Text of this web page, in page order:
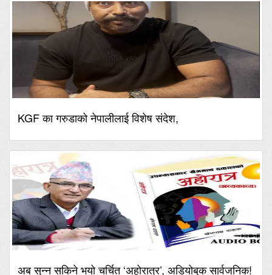
KGF का गरुडाको नेपालीलाई विशेष संदेश,
अब सुन्न सकिने भयो चर्चित ‘अहोरात्र’, अडियोबुक सार्वजनिक!